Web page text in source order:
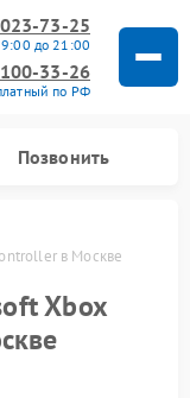
73-25
9:00 до 21:00
33-26
по РФ
Позвонить
в Москве
Xbox